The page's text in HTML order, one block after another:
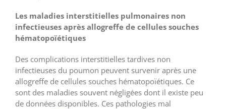
Les maladies interstitielles pulmonaires non
infectieuses après allogreffe de cellules souches
hématopoïétiques
Des complications interstitielles tardives non
infectieuses du poumon peuvent survenir après une
allogreffe de cellules souches hématopoïétiques. Ce
sont des maladies souvent négligées dont il existe peu
de données disponibles. Ces pathologies mal